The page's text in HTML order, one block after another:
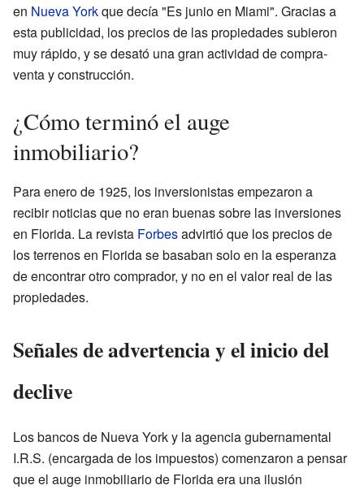
en Nueva Yorkque decía "Es junio en Miami". Gracias a
esta publicidad, los precios de las propiedades subieron
muy rápido, y se desató una gran actividad de compra-
venta y construcción.
¿Cómo terminó el auge
inmobiliario?
Para enero de 1925, los inversionistas empezaron a
recibir noticias que no eran buenas sobre las inversiones
en Florida. La revista Forbesadvirtió que los precios de
los terrenos en Florida se basaban solo en la esperanza
de encontrar otro comprador, y no en el valor real de las
propiedades.
Señales de advertencia y el inicio del
declive
Los bancos de Nueva York y la agencia gubernamental
I.R.S. (encargada de los impuestos) comenzaron a pensar
que el auge inmobiliario de Florida era una ilusión